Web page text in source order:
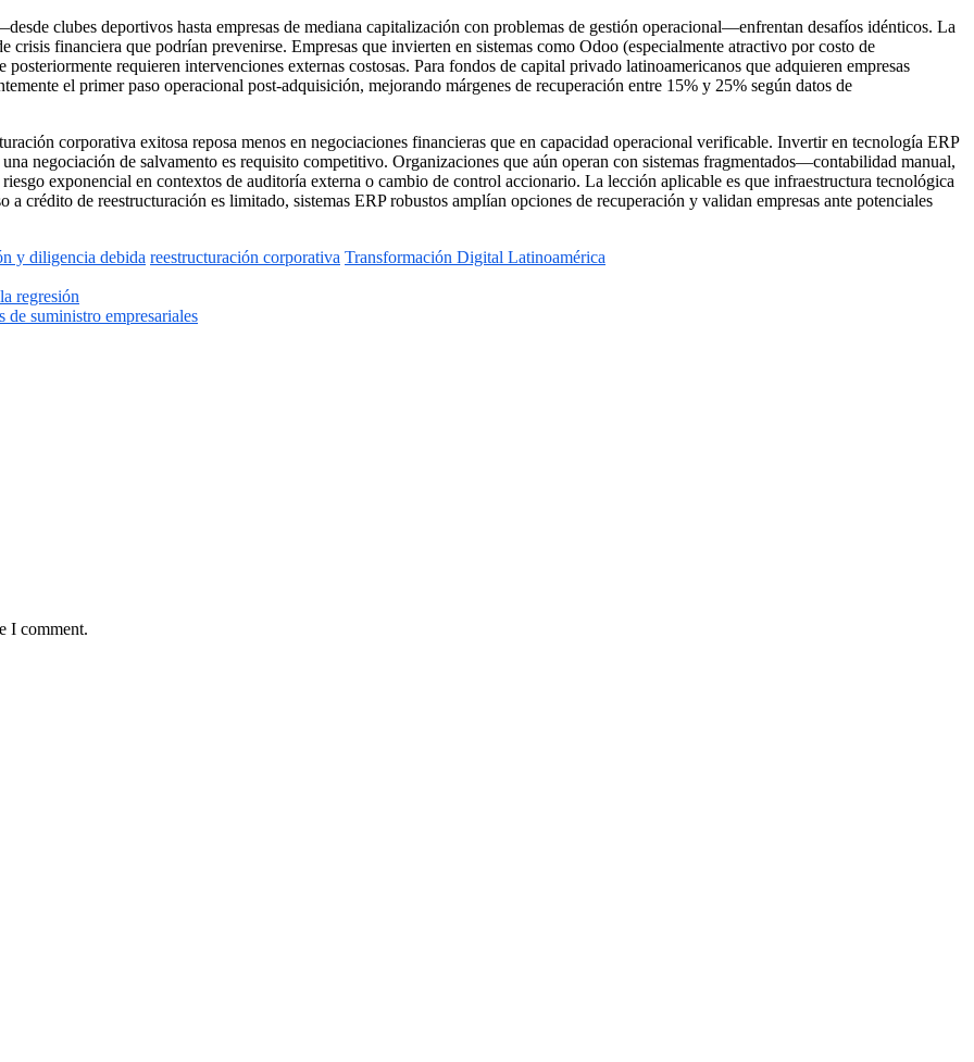
clubes deportivos hasta empresas de mediana capitalización con problemas de gestión operacional—enfrentan desafíos idénticos. La
financiera que podrían prevenirse. Empresas que invierten en sistemas como Odoo (especialmente atractivo por costo de
requieren intervenciones externas costosas. Para fondos de capital privado latinoamericanos que adquieren empresas
el primer paso operacional post-adquisición, mejorando márgenes de recuperación entre 15% y 25% según datos de
corporativa exitosa reposa menos en negociaciones financieras que en capacidad operacional verificable. Invertir en tecnología ERP
negociación de salvamento es requisito competitivo. Organizaciones que aún operan con sistemas fragmentados—contabilidad manual,
exponencial en contextos de auditoría externa o cambio de control accionario. La lección aplicable es que infraestructura tecnológica
crédito de reestructuración es limitado, sistemas ERP robustos amplían opciones de recuperación y validan empresas ante potenciales
y diligencia debida reestructuración corporativa Transformación Digital Latinoamérica
regresión
de suministro empresariales
I comment.